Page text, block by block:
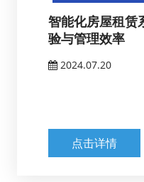
智能化房屋租赁
验与管理效率
2024.07.20
点击详情